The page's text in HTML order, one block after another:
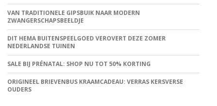
VAN TRADITIONELE GIPSBUIK NAAR MODERN
ZWANGERSCHAPSBEELDJE
DIT HEMA BUITENSPEELGOED VEROVERT DEZE ZOMER
NEDERLANDSE TUINEN
SALE BIJ PRÉNATAL: SHOP NU TOT 50% KORTING
ORIGINEEL BRIEVENBUS KRAAMCADEAU: VERRAS KERSVERSE
OUDERS